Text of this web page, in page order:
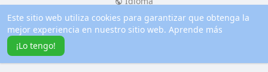
Este sitio web utiliza cookies para garantizar que obtenga la
mejor experiencia en nuestro sitio web. Aprende más
¡Lo tengo!